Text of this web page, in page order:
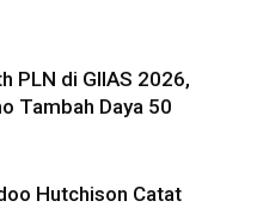
PLN di GIIAS 2026,
Tambah Daya 50
Hutchison Catat